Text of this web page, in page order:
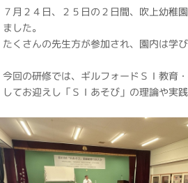
７月２４日、２５日の２日間、吹上幼稚
ました。
たくさんの先生方が参加され、園内は学
今回の研修では、ギルフォードＳＩ教育
してお迎えし「ＳＩあそび」の理論や実